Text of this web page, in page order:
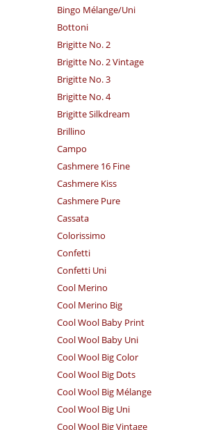
Bingo Mélange/​Uni
Bottoni
Brigitte No. 2
Brigitte No. 2 Vintage
Brigitte No. 3
Brigitte No. 4
Brigitte Silkdream
Brillino
Campo
Cashmere 16 Fine
Cashmere Kiss
Cashmere Pure
Cassata
Colorissimo
Confetti
Confetti Uni
Cool Merino
Cool Merino Big
Cool Wool Baby Print
Cool Wool Baby Uni
Cool Wool Big Color
Cool Wool Big Dots
Cool Wool Big Mélange
Cool Wool Big Uni
Cool Wool Big Vintage